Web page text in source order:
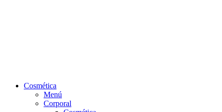
Cosmética
Menú
Corporal